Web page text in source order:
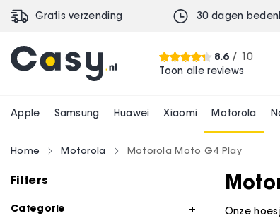
Gratis verzending 30 dagen
8.6/ 10
Toon alle reviews
Apple Samsung Huawei Xiaomi Motorola
Home Motorola Motorola Moto G4 Play
Onze
Filters
Categorie